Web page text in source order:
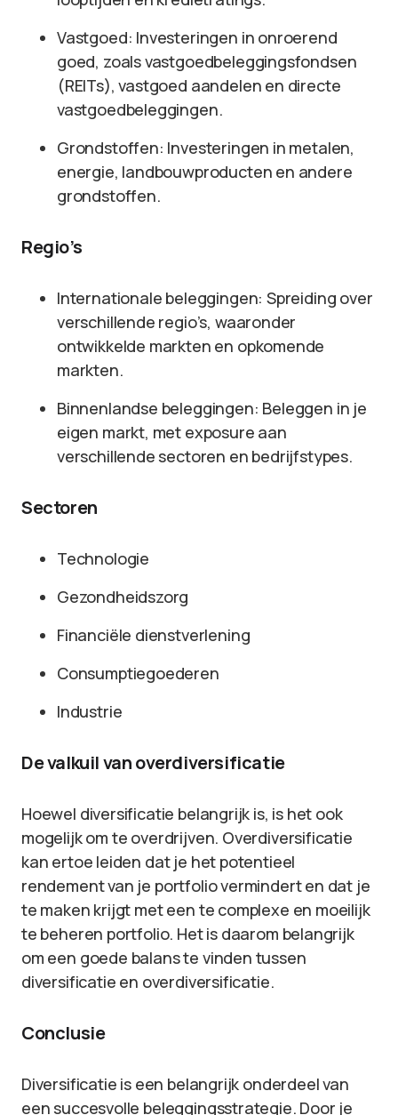
Vastgoed: Investeringen in onroerend
goed, zoals vastgoedbeleggingsfondsen
(REITs), vastgoed aandelen en directe
vastgoedbeleggingen.
Grondstoffen: Investeringen in metalen,
energie, landbouwproducten en andere
grondstoffen.
Regio’s
Internationale beleggingen: Spreiding over
verschillende regio’s, waaronder
ontwikkelde markten en opkomende
markten.
Binnenlandse beleggingen: Beleggen in je
eigen markt, met exposure aan
verschillende sectoren en bedrijfstypes.
Sectoren
Technologie
Gezondheidszorg
Financiële dienstverlening
Consumptiegoederen
Industrie
De valkuil van overdiversificatie
Hoewel diversificatie belangrijk is, is het ook
mogelijk om te overdrijven. Overdiversificatie
kan ertoe leiden dat je het potentieel
rendement van je portfolio vermindert en dat je
te maken krijgt met een te complexe en moeilijk
te beheren portfolio. Het is daarom belangrijk
om een goede balans te vinden tussen
diversificatie en overdiversificatie.
Conclusie
Diversificatie is een belangrijk onderdeel van
een succesvolle beleggingsstrategie. Door je